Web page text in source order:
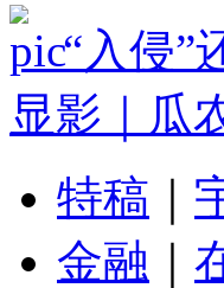
“入侵”
显影｜瓜
特稿
金融